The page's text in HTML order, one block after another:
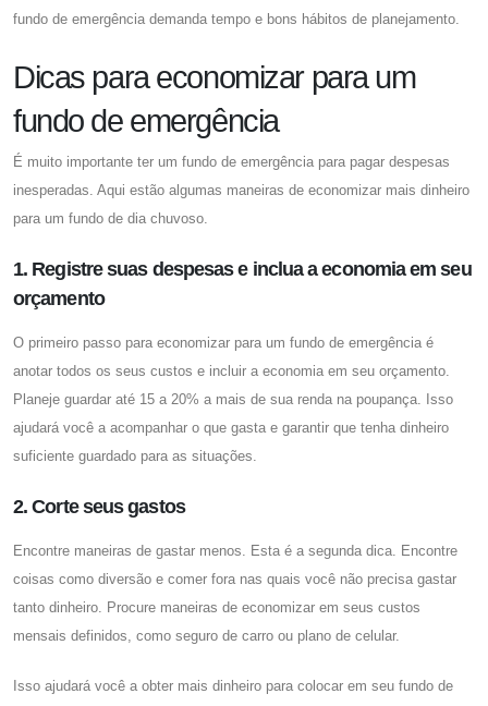
fundo de emergência demanda tempo e bons hábitos de planejamento.
Dicas para economizar para um
fundo de emergência
É muito importante ter um fundo de emergência para pagar despesas
inesperadas. Aqui estão algumas maneiras de economizar mais dinheiro
para um fundo de dia chuvoso.
1. Registre suas despesas e inclua a economia em seu
orçamento
O primeiro passo para economizar para um fundo de emergência é
anotar todos os seus custos e incluir a economia em seu orçamento.
Planeje guardar até 15 a 20% a mais de sua renda na poupança. Isso
ajudará você a acompanhar o que gasta e garantir que tenha dinheiro
suficiente guardado para as situações.
2. Corte seus gastos
Encontre maneiras de gastar menos. Esta é a segunda dica. Encontre
coisas como diversão e comer fora nas quais você não precisa gastar
tanto dinheiro. Procure maneiras de economizar em seus custos
mensais definidos, como seguro de carro ou plano de celular.
Isso ajudará você a obter mais dinheiro para colocar em seu fundo de